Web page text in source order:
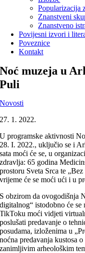
Popularizacija
Znanstveni
Znanstveno
Povijesni izvori i
Poveznice
Kontakt
Noć muzeja u
Puli
Novosti
27. 1. 2022.
U programske aktivnosti
28. I. 2022., uključio se i
sata moći će se, u
zdravlja: 65 godina
prostoru Sveta Srca te
vrijeme će se moći ući i u
S obzirom da ovogodišnja
digitalnog“ istodobno će
TikToku moći vidjeti
poslušati predavanje o
posudama, izloženima u
noćna predavanja kustosa
zanimljivim arheološkim